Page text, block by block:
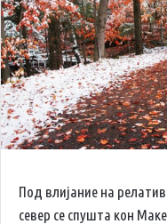
Под влијание на
север се спушта кон